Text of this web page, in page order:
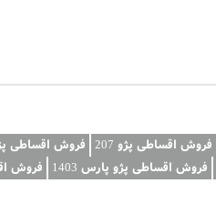
فروش اقساطی پژو 207 فروش اقساطی
فروش اقساطی پژو پارس 1403 فروش